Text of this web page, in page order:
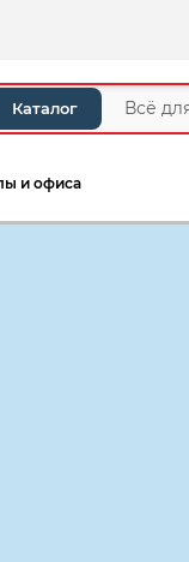
Каталог
и офиса